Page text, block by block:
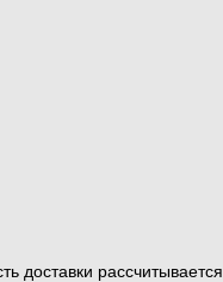
доставки